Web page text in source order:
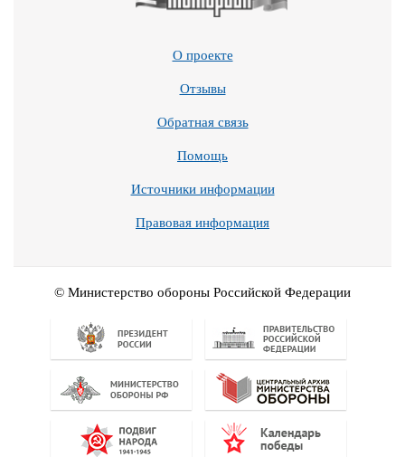
О проекте
Отзывы
Обратная связь
Помощь
Источники информации
Правовая информация
© Министерство обороны Российской Федерации